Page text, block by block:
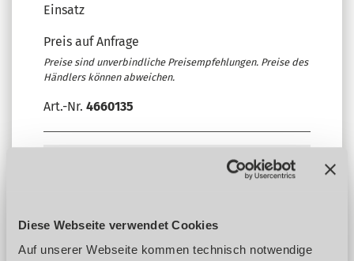
Diese Webseite verwendet Cookies
Auf unserer Webseite kommen technisch notwendige
Einsatz
Preis auf Anfrage
Preise sind unverbindliche Preisempfehlungen. Preise des
Händlers können abweichen.
Art.-Nr. 4660135
Haben Sie Interesse an diesem Produkt?
Händler finden